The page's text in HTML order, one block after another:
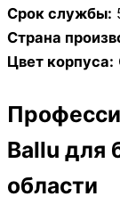
Срок службы:
Страна
Цвет корпуса:
Ballu для
области